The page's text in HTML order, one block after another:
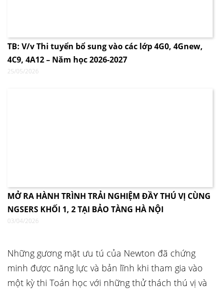
TB: V/v Thi tuyển bổ sung vào các lớp 4G0, 4Gnew,
4C9, 4A12 – Năm học 2026-2027
25/05/2026
MỞ RA HÀNH TRÌNH TRẢI NGHIỆM ĐẦY THÚ VỊ CÙNG
NGSERS KHỐI 1, 2 TẠI BẢO TÀNG HÀ NỘI
03/04/2026
Những gương mặt ưu tú của Newton đã chứng
minh được năng lực và bản lĩnh khi tham gia vào
một kỳ thi Toán học với những thử thách thú vị và